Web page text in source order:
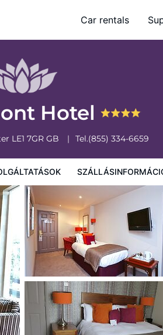
Car rentals
Hotel
LE1 7GR GB Tel.(855) 334-6659
A szálláshely szabályzata